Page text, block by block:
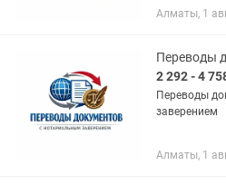
договоры...
Алматы, 1
2 292 - 4
Переводы
заверением
Алматы, 1